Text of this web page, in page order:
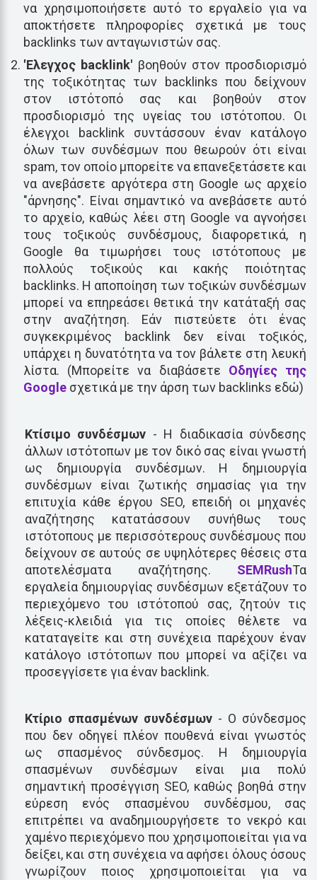
να χρησιμοποιήσετε αυτό το εργαλείο για να
αποκτήσετε πληροφορίες σχετικά με τους
backlinks των ανταγωνιστών σας.
'Έλεγχος backlink' βοηθούν στον προσδιορισμό
της τοξικότητας των backlinks που δείχνουν
στον ιστότοπό σας και βοηθούν στον
προσδιορισμό της υγείας του ιστότοπου. Οι
έλεγχοι backlink συντάσσουν έναν κατάλογο
όλων των συνδέσμων που θεωρούν ότι είναι
spam, τον οποίο μπορείτε να επανεξετάσετε και
να ανεβάσετε αργότερα στη Google ως αρχείο
"άρνησης". Είναι σημαντικό να ανεβάσετε αυτό
το αρχείο, καθώς λέει στη Google να αγνοήσει
τους τοξικούς συνδέσμους, διαφορετικά, η
Google θα τιμωρήσει τους ιστότοπους με
πολλούς τοξικούς και κακής ποιότητας
backlinks. Η αποποίηση των τοξικών συνδέσμων
μπορεί να επηρεάσει θετικά την κατάταξή σας
στην αναζήτηση. Εάν πιστεύετε ότι ένας
συγκεκριμένος backlink δεν είναι τοξικός,
υπάρχει η δυνατότητα να τον βάλετε στη λευκή
λίστα. (Μπορείτε να διαβάσετε Οδηγίες της
Google σχετικά με την άρση των backlinks εδώ)
Κτίσιμο συνδέσμων - Η διαδικασία σύνδεσης
άλλων ιστότοπων με τον δικό σας είναι γνωστή
ως δημιουργία συνδέσμων. Η δημιουργία
συνδέσμων είναι ζωτικής σημασίας για την
επιτυχία κάθε έργου SEO, επειδή οι μηχανές
αναζήτησης κατατάσσουν συνήθως τους
ιστότοπους με περισσότερους συνδέσμους που
δείχνουν σε αυτούς σε υψηλότερες θέσεις στα
αποτελέσματα αναζήτησης. SEMRushΤα
εργαλεία δημιουργίας συνδέσμων εξετάζουν το
περιεχόμενο του ιστότοπού σας, ζητούν τις
λέξεις-κλειδιά για τις οποίες θέλετε να
καταταγείτε και στη συνέχεια παρέχουν έναν
κατάλογο ιστότοπων που μπορεί να αξίζει να
προσεγγίσετε για έναν backlink.
Κτίριο σπασμένων συνδέσμων - Ο σύνδεσμος
που δεν οδηγεί πλέον πουθενά είναι γνωστός
ως σπασμένος σύνδεσμος. Η δημιουργία
σπασμένων συνδέσμων είναι μια πολύ
σημαντική προσέγγιση SEO, καθώς βοηθά στην
εύρεση ενός σπασμένου συνδέσμου, σας
επιτρέπει να αναδημιουργήσετε το νεκρό και
χαμένο περιεχόμενο που χρησιμοποιείται για να
δείξει, και στη συνέχεια να αφήσει όλους όσους
γνωρίζουν ποιος χρησιμοποιείται για να